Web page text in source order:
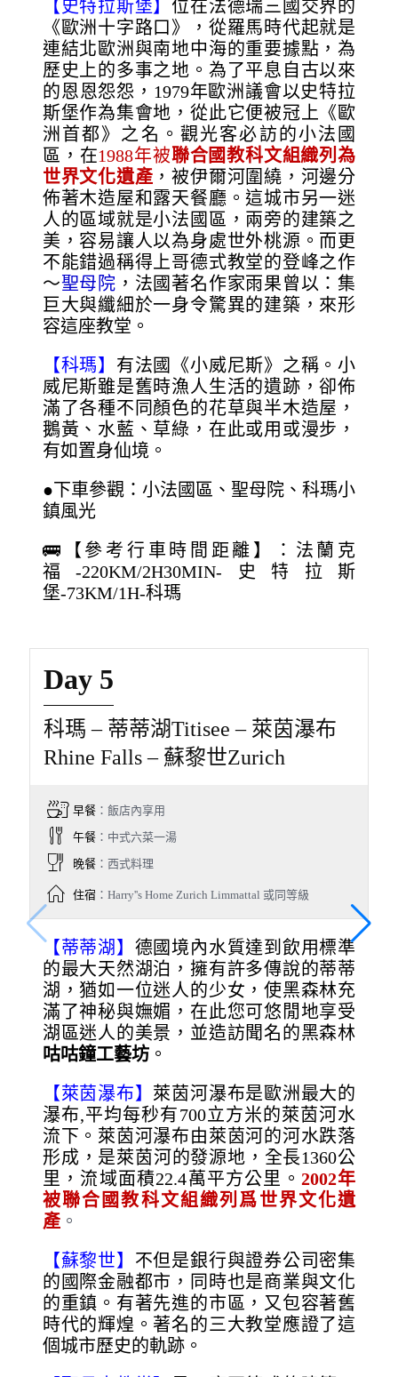
【史特拉斯堡】 位在法德瑞三國交界的
《歐洲十字路口》，從羅馬時代起就是
連結北歐洲與南地中海的重要據點，為
歷史上的多事之地。為了平息自古以來
的恩恩怨怨，1979年歐洲議會以史特拉
斯堡作為集會地，從此它便被冠上《歐
洲首都》之名。觀光客必訪的小法國
區，在1988年被聯合國教科文組織列為
世界文化遺產 ，被伊爾河圍繞，河邊分
佈著木造屋和露天餐廳。這城市另一迷
人的區域就是小法國區，兩旁的建築之
美，容易讓人以為身處世外桃源。而更
不能錯過稱得上哥德式教堂的登峰之作
～聖母院 ，法國著名作家雨果曾以：集
巨大與纖細於一身令驚異的建築，來形
容這座教堂。
【科瑪】 有法國《小威尼斯》之稱。小
威尼斯雖是舊時漁人生活的遺跡，卻佈
滿了各種不同顏色的花草與半木造屋，
鵝黃、水藍、草綠，在此或用或漫步，
有如置身仙境。
●下車參觀：小法國區、聖母院、科瑪小
鎮風光
🚌【參考行車時間距離】：法蘭克
福-220KM/2H30MIN-史特拉斯
堡-73KM/1H-科瑪
Day 5
科瑪 – 蒂蒂湖Titisee – 萊茵瀑布
Rhine Falls – 蘇黎世Zurich
早餐：飯店內享用
午餐：中式六菜一湯
晚餐：西式料理
住宿：Harry''s Home Zurich Limmattal 或同等級
【蒂蒂湖】 德國境內水質達到飲用標準
的最大天然湖泊，擁有許多傳說的蒂蒂
湖，猶如一位迷人的少女，使黑森林充
滿了神秘與嫵媚，在此您可悠閒地享受
湖區迷人的美景，並造訪聞名的黑森林
咕咕鐘工藝坊。
【萊茵瀑布】 萊茵河瀑布是歐洲最大的
瀑布,平均每秒有700立方米的萊茵河水
流下。萊茵河瀑布由萊茵河的河水跌落
形成，是萊茵河的發源地，全長1360公
里，流域面積22.4萬平方公里。 2002年
被聯合國教科文組織列爲世界文化遺
產。
【蘇黎世】 不但是銀行與證券公司密集
的國際金融都市，同時也是商業與文化
的重鎮。有著先進的市區，又包容著舊
時代的輝煌。著名的三大教堂應證了這
個城市歷史的軌跡。